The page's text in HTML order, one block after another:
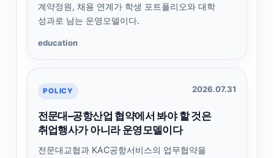
계약정원, 채용 연계가 학생 포트폴리오와 대학
성과로 남는 운영모델이다.
education
POLICY 2026.07.31
전문대–공항산업 협약에서 봐야 할 것은
취업행사가 아니라 운영모델이다
전문대교협과 KAC공항서비스의 업무협약을